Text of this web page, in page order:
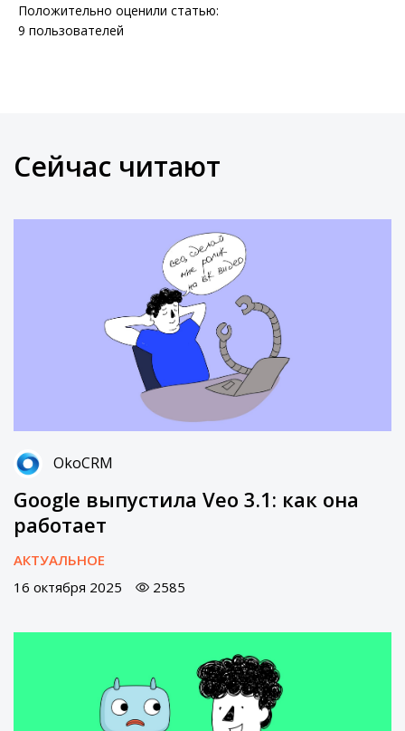
Положительно оценили статью:
9 пользователей
Сейчас читают
OkoCRM
Google выпустила Veo 3.1: как она
работает
АКТУАЛЬНОЕ
16 октября 2025
2585